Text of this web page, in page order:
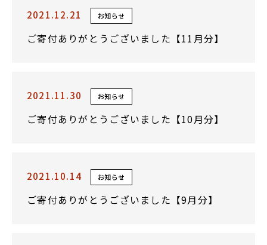
2021.12.21 お知らせ
ご寄付ありがとうございました【11月分】
2021.11.30 お知らせ
ご寄付ありがとうございました【10月分】
2021.10.14 お知らせ
ご寄付ありがとうございました【9月分】